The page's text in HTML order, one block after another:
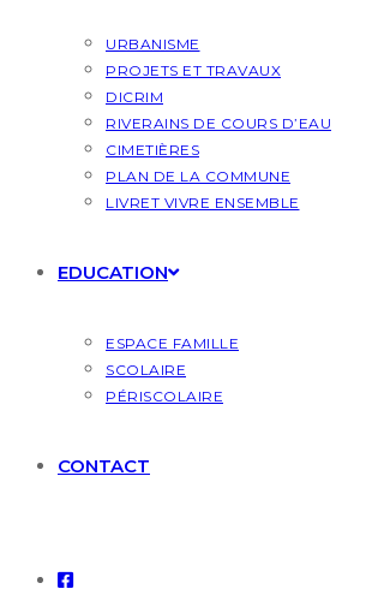
URBANISME
PROJETS ET TRAVAUX
DICRIM
RIVERAINS DE COURS D’EAU
CIMETIÈRES
PLAN DE LA COMMUNE
LIVRET VIVRE ENSEMBLE
EDUCATION
ESPACE FAMILLE
SCOLAIRE
PÉRISCOLAIRE
CONTACT